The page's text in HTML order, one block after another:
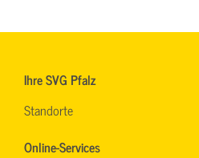
Ihre SVG Pfalz
Standorte
Online-Services